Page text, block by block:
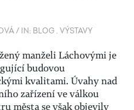
/ IN: BLOG . VÝSTAVY
manželi Láchovými je
budovou
kvalitami. Úvahy nad
zařízení ve válkou
města se však objevily